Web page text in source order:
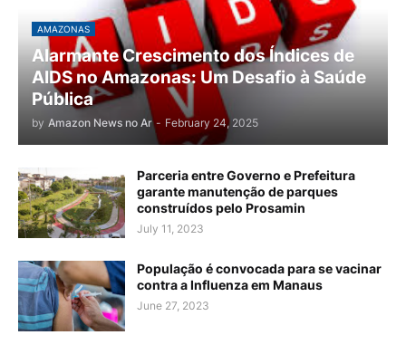
AMAZONAS
Alarmante Crescimento dos Índices de
AIDS no Amazonas: Um Desafio à Saúde
Pública
by Amazon News no Ar - February 24, 2025
Parceria entre Governo e Prefeitura
garante manutenção de parques
construídos pelo Prosamin
July 11, 2023
População é convocada para se vacinar
contra a Influenza em Manaus
June 27, 2023